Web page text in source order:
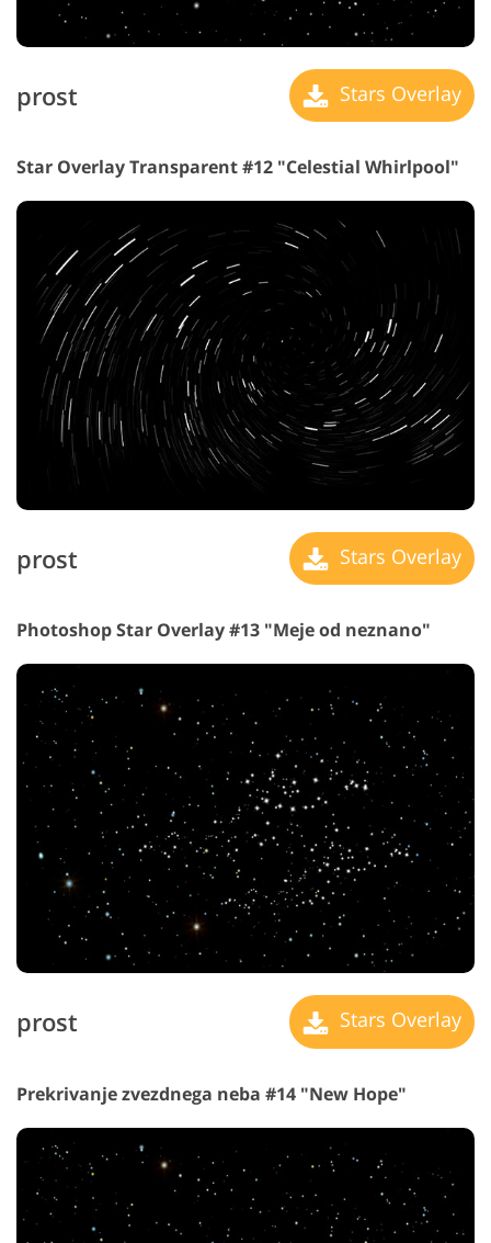
prost Stars Overlay
Star Overlay Transparent #12 "Celestial Whirlpool"
prost Stars Overlay
Photoshop Star Overlay #13 "Meje od neznano"
prost Stars Overlay
Prekrivanje zvezdnega neba #14 "New Hope"